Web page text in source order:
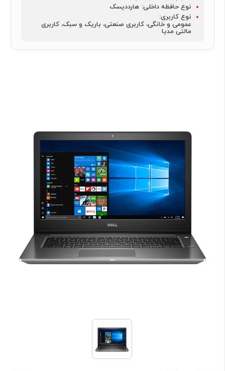
نوع حافظه داخلی: هارددیسک
نوع کاربری:
عمومی و خانگی، کاربری صنعتی، باریک و سبک، کاربری
مالتی مدیا